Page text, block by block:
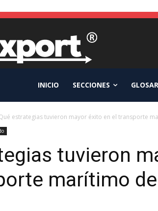
INICIO SECCIONES
estrategias tuvieron mayor éxito en el transporte
tuvieron
marítimo